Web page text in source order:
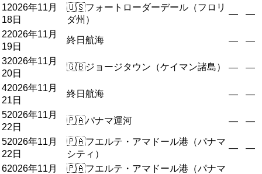
12026年11月
18日
🇺🇸フォートローダーデール（フロリ
ダ州）
— —
22026年11月
19日
終日航海 — —
32026年11月
20日
🇬🇧ジョージタウン（ケイマン諸島） — —
42026年11月
21日
終日航海 — —
52026年11月
22日
🇵🇦パナマ運河 — —
52026年11月
22日
🇵🇦フエルテ・アマドール港（パナマ
シティ）
— —
62026年11月
🇵🇦フエルテ・アマドール港（パナマ